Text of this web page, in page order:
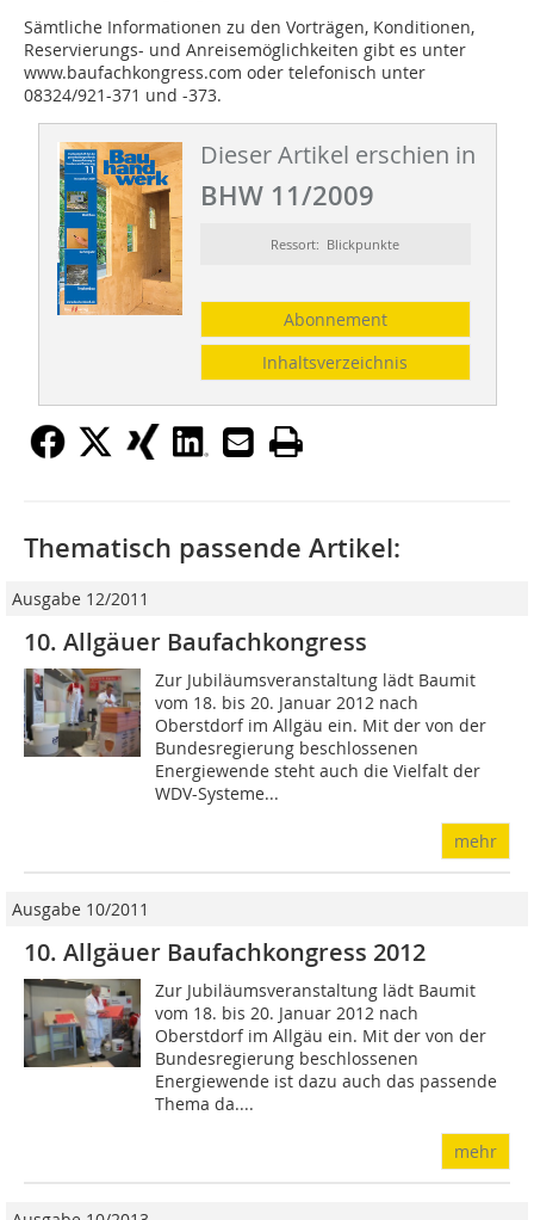
Sämtliche Informationen zu den Vorträgen, Konditionen,
Reservierungs- und Anreisemöglichkeiten gibt es unter
www.baufachkongress.com oder telefonisch unter
08324/921-371 und -373.
Dieser Artikel erschien in
BHW 11/2009
Ressort: Blickpunkte
Abonnement
Inhaltsverzeichnis
Thematisch passende Artikel:
Ausgabe 12/2011
10. Allgäuer Baufachkongress
Zur Jubiläumsveranstaltung lädt Baumit
vom 18. bis 20. Januar 2012 nach
Oberstdorf im Allgäu ein. Mit der von der
Bundesregierung beschlossenen
Energiewende steht auch die Vielfalt der
WDV-Systeme...
mehr
Ausgabe 10/2011
10. Allgäuer Baufachkongress 2012
Zur Jubiläumsveranstaltung lädt Baumit
vom 18. bis 20. Januar 2012 nach
Oberstdorf im Allgäu ein. Mit der von der
Bundesregierung beschlossenen
Energiewende ist dazu auch das passende
Thema da....
mehr